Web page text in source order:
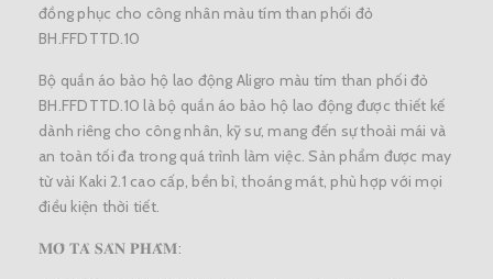
đồng phục cho công nhân màu tím than phối đỏ
BH.FFDTTD.10
Bộ quần áo bảo hộ lao động Aligro màu tím than phối đỏ
BH.FFDTTD.10 là bộ quần áo bảo hộ lao động được thiết kế
dành riêng cho công nhân, kỹ sư, mang đến sự thoải mái và
an toàn tối đa trong quá trình làm việc. Sản phẩm được may
từ vải Kaki 2.1 cao cấp, bền bỉ, thoáng mát, phù hợp với mọi
điều kiện thời tiết.
𝐌𝐎̂ 𝐓𝐀̉ 𝐒𝐀̉𝐍 𝐏𝐇𝐀̂̉𝐌: